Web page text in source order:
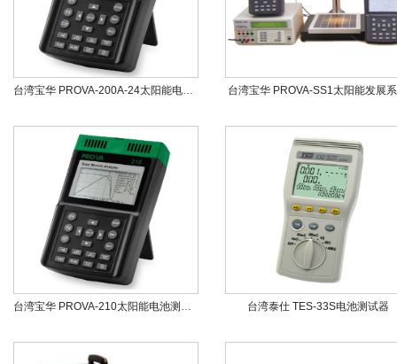
台湾宝华 PROVA-200A-24太阳能电池测试仪(24V，600mA) 台湾宝华 PROVA-SS1太阳能发展
台湾宝华 PROVA-210太阳能电池测试仪(60V，12A) 台湾泰仕 TES-33S电池测试器